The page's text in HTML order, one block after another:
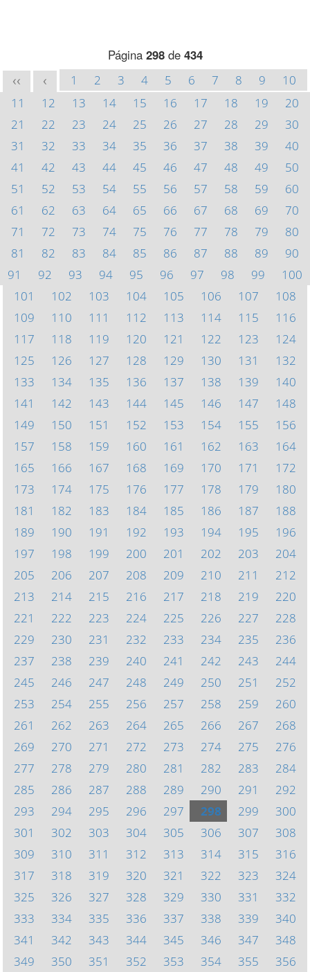
Página 298de 434
<< < 1 2 3 4 5 6 7 8 9
10
11
12 13 14 15 16 17 18 19
20
21
22 23 24 25 26 27 28 29
30
31
32 33 34 35 36 37 38 39
40
41
42 43 44 45 46 47 48 49
50
51
52 53 54 55 56 57 58 59
60
61
62 63 64 65 66 67 68 69
70
71
72 73 74 75 76 77 78 79
80
81
82 83 84 85 86 87 88 89
90
91
92 93 94 95 96 97 98 99
100
101
102 103 104 105 106 107
108
109
110 111 112 113 114 115
116
117
118 119 120 121 122 123
124
125
126 127 128 129 130 131
132
133
134 135 136 137 138 139
140
141
142 143 144 145 146 147
148
149
150 151 152 153 154 155
156
157
158 159 160 161 162 163
164
165
166 167 168 169 170 171
172
173
174 175 176 177 178 179
180
181
182 183 184 185 186 187
188
189
190 191 192 193 194 195
196
197
198 199 200 201 202 203
204
205
206 207 208 209 210 211
212
213
214 215 216 217 218 219
220
221
222 223 224 225 226 227
228
229
230 231 232 233 234 235
236
237
238 239 240 241 242 243
244
245
246 247 248 249 250 251
252
253
254 255 256 257 258 259
260
261
262 263 264 265 266 267
268
269
270 271 272 273 274 275
276
277
278 279 280 281 282 283
284
285
286 287 288 289 290 291
292
293
294 295 296 297 298 299
300
301
302 303 304 305 306 307
308
309
310 311 312 313 314 315
316
317
318 319 320 321 322 323
324
325
326 327 328 329 330 331
332
333
334 335 336 337 338 339
340
341
342 343 344 345 346 347
348
349
350 351 352 353 354 355 356